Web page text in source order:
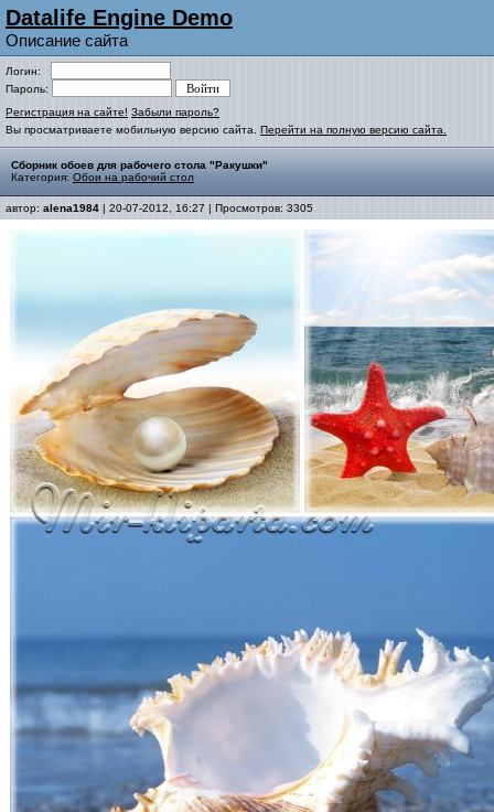
Datalife Engine Demo
Описание сайта
Логин:
Пароль:
Регистрация на сайте! Забыли пароль?
Вы просматриваете мобильную версию сайта. Перейти на полную версию сайта.
Сборник обоев для рабочего стола "Ракушки"
Категория: Обои на рабочий стол
автор: alena1984 | 20-07-2012, 16:27 | Просмотров: 3305